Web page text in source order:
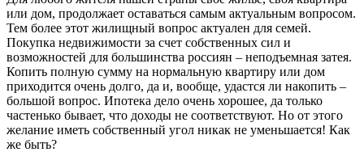
или дом, продолжает оставаться самым актуальным вопросом.
Тем более этот жилищный вопрос актуален для семей.
Покупка недвижимости за счет собственных сил и
возможностей для большинства россиян – неподъемная затея.
Копить полную сумму на нормальную квартиру или дом
приходится очень долго, да и, вообще, удастся ли накопить –
большой вопрос. Ипотека дело очень хорошее, да только
частенько бывает, что доходы не соответствуют. Но от этого
желание иметь собственный угол никак не уменьшается! Как
же быть?